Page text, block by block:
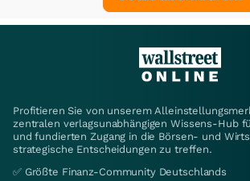
Profitieren Sie von unserem
zentralen verlagsunabhängigen Wissens-Hub
und fundierten Zugang in die Börsen- und
strategische Entscheidungen zu treffen.
✅ Größte Finanz-Community Deutschlands